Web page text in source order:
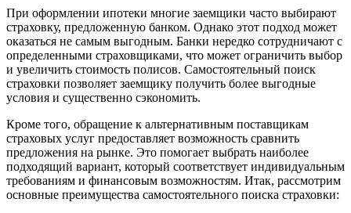
При оформлении ипотеки многие заемщики часто выбирают
страховку, предложенную банком. Однако этот подход может
оказаться не самым выгодным. Банки нередко сотрудничают с
определенными страховщиками, что может ограничить выбор
и увеличить стоимость полисов. Самостоятельный поиск
страховки позволяет заемщику получить более выгодные
условия и существенно сэкономить.
Кроме того, обращение к альтернативным поставщикам
страховых услуг предоставляет возможность сравнить
предложения на рынке. Это помогает выбрать наиболее
подходящий вариант, который соответствует индивидуальным
требованиям и финансовым возможностям. Итак, рассмотрим
основные преимущества самостоятельного поиска страховки: